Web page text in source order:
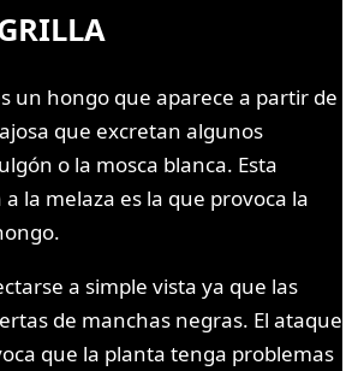
un hongo que aparece a partir de
que excretan algunos
o la mosca blanca. Esta
la melaza es la que provoca la
a simple vista ya que las
de manchas negras. El ataque
que la planta tenga problemas